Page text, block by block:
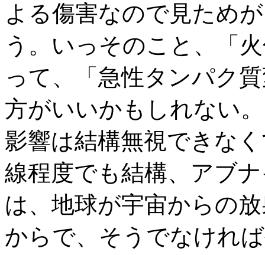
よる傷害なので見ため
う。いっそのこと、「
って、「急性タンパク
方がいいかもしれない
影響は結構無視できな
線程度でも結構、アブ
は、地球が宇宙からの
からで、そうでなけれ